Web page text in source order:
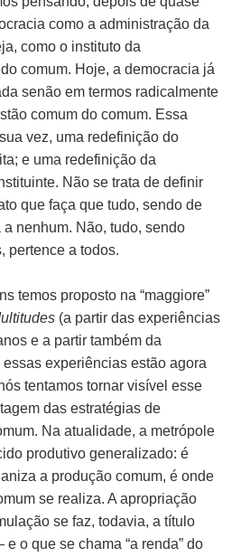
como a administração da
como o instituto da
comum. Hoje, a democracia já
senão em termos radicalmente
comum do comum. Essa
vez, uma redefinição do
e uma redefinição da
Não se trata de definir
que faça que tudo, sendo de
nenhum. Não, tudo, sendo
pertence a todos.
temos proposto na “maggiore”
(a partir das experiências
e a partir também da
experiências estão agora
tentamos tornar visível esse
das estratégias de
Na atualidade, a metrópole
produtivo generalizado: é
a produção comum, é onde
se realiza. A apropriação
se faz, todavia, a título
o que se chama “a renda” do